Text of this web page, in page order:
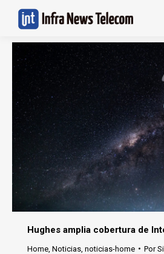
Hughes amplia cobertura de
Home Noticias noticias-home Por